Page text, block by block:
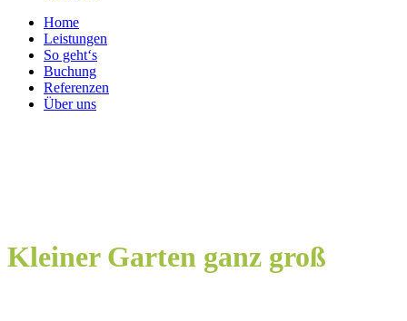
Home
Leistungen
So geht‘s
Buchung
Referenzen
Über uns
Kleiner Garten ganz groß